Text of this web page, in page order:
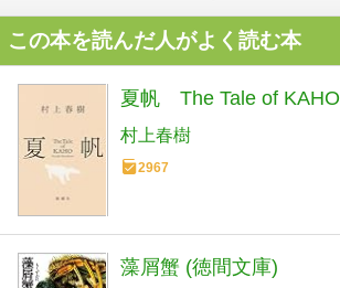
この本を読んだ人がよく読む本
夏帆 The Tale of KAHO
村上春樹
2967
藻屑蟹 (徳間文庫)